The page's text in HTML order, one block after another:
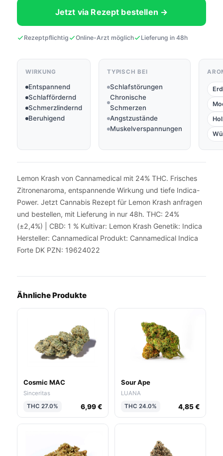
Jetzt via Rezept bestellen →
Rezeptpflichtig Online-Arzt möglich Lieferung in 48h
WIRKUNG
Entspannend
Schlaffördernd
Schmerzlindernd
Beruhigend
TYPISCH BEI
Schlafstörungen
Chronische
Schmerzen
Angstzustände
Muskelverspannungen
Lemon Krash von Cannamedical mit 24% THC. Frisches
Zitronenaroma, entspannende Wirkung und tiefe Indica-
Power. Jetzt Cannabis Rezept für Lemon Krash anfragen
und bestellen, mit Lieferung in nur 48h. THC: 24%
(±2,4%) | CBD: 1 % Kultivar: Lemon Krash Genetik: Indica
Hersteller: Cannamedical Produkt: Cannamedical Indica
Forte DK PZN: 19624022
Ähnliche Produkte
Cosmic MAC
Sinceritas
THC 27.0%
6,99 €
Sour Ape
LUANA
THC 24.0%
4,85 €